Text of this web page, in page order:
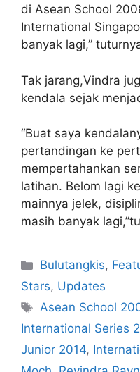
di Asean School
International
banyak lagi,”
Tak jarang,Vindra
kendala sejak
“Buat saya
pertandingan ke
mempertahankan
latihan. Belom lagi
mainnya jelek,
masih banyak
Bulutangkis,
Stars, Updates
Asean School
International Series
Junior 2014,